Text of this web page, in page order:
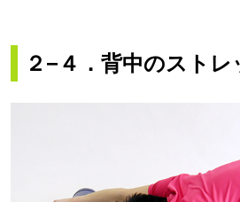
２−４．背中のストレ